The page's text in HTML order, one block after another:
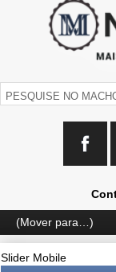
Slider Mobile